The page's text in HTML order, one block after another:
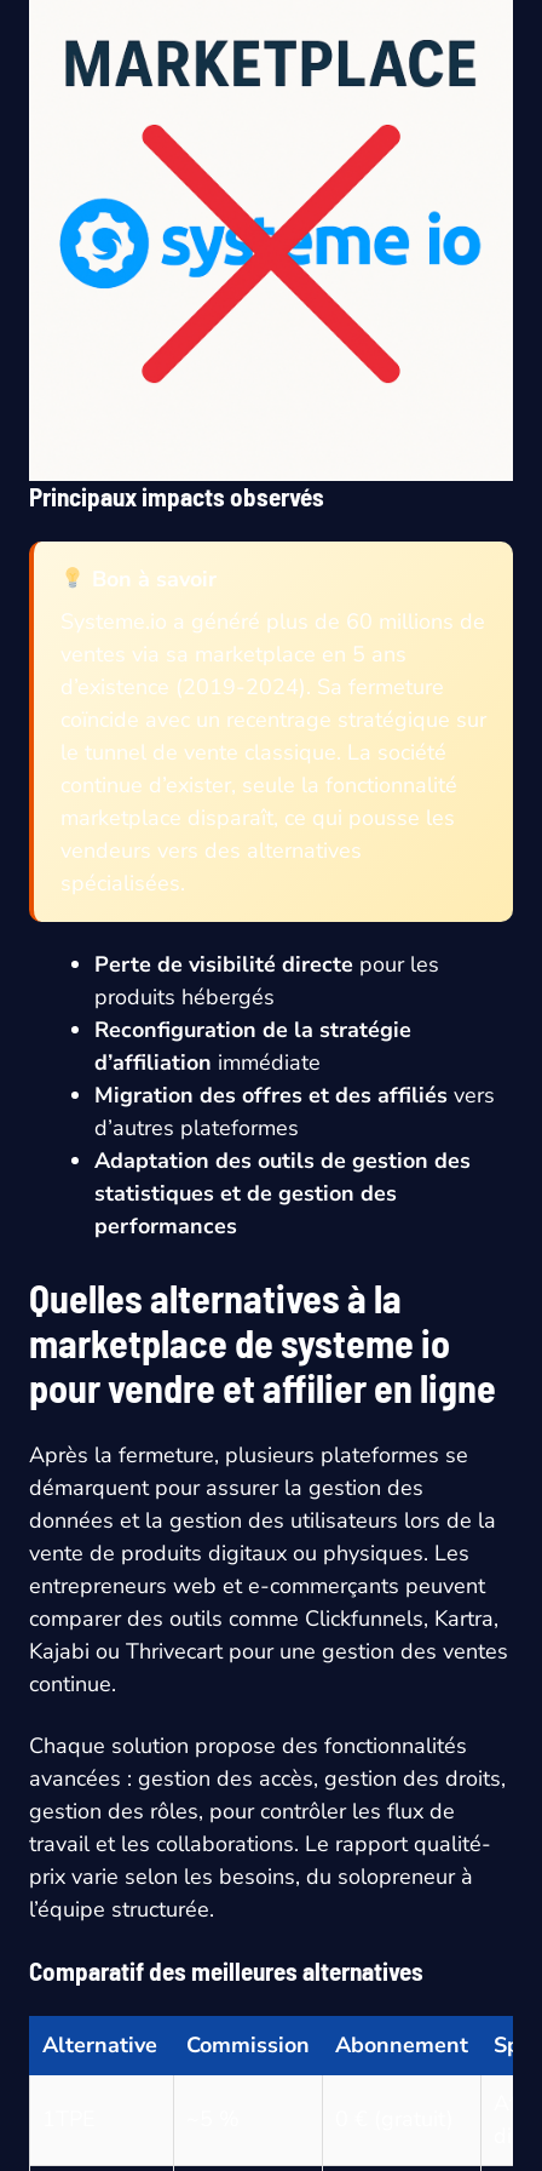
Principaux impacts observés
Bon à savoir
Systeme.io a généré plus de 60 millions de
ventes via sa marketplace en 5 ans
d’existence (2019-2024). Sa fermeture
coïncide avec un recentrage stratégique sur
le tunnel de vente classique. La société
continue d’exister, seule la fonctionnalité
marketplace disparaît, ce qui pousse les
vendeurs vers des alternatives
spécialisées.
Perte de visibilité directe pour les
produits hébergés
Reconfiguration de la stratégie
d’affiliation immédiate
Migration des offres et des affiliés vers
d’autres plateformes
Adaptation des outils de gestion des
statistiques et de gestion des
performances
Quelles alternatives à la
marketplace de systeme io
pour vendre et affilier en ligne
Après la fermeture, plusieurs plateformes se
démarquent pour assurer la gestion des
données et la gestion des utilisateurs lors de la
vente de produits digitaux ou physiques. Les
entrepreneurs web et e-commerçants peuvent
comparer des outils comme Clickfunnels, Kartra,
Kajabi ou Thrivecart pour une gestion des ventes
continue.
Chaque solution propose des fonctionnalités
avancées : gestion des accès, gestion des droits,
gestion des rôles, pour contrôler les flux de
travail et les collaborations. Le rapport qualité-
prix varie selon les besoins, du solopreneur à
l’équipe structurée.
Comparatif des meilleures alternatives
Alternative Commission Abonnement